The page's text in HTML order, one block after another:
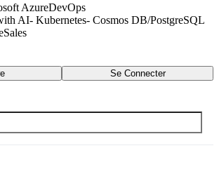
AzureDevOps
AI- Kubernetes- Cosmos DB/PostgreSQL
Sales
Se Connecter